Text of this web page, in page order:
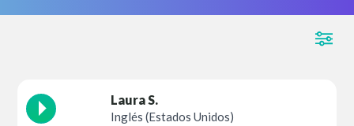
Laura S.
Inglés (Estados Unidos)